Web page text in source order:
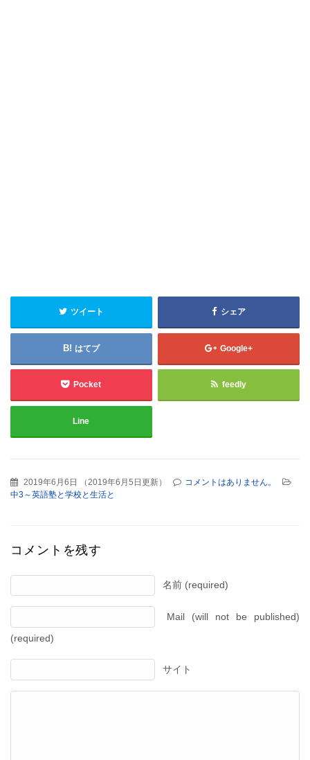
ツイート シェア
はてブ Google+
Pocket feedly
Line
2019年6月6日 （2019年6月5日更新）
コメントはありません。
中3～英語塾と学校と生活と
コメントを残す
名前 (required)
Mail (will not be published)
(required)
サイト